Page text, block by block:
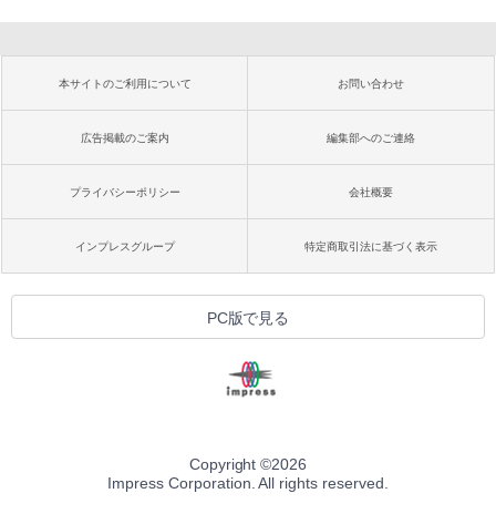
本サイトのご利用について お問い合わせ
広告掲載のご案内 編集部へのご連絡
プライバシーポリシー 会社概要
インプレスグループ 特定商取引法に基づく表示
PC版で見る
Copyright ©2026
Impress Corporation. All rights reserved.